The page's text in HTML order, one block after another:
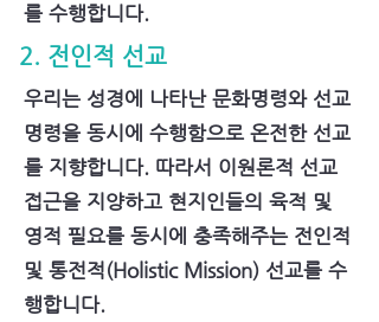
를 수행합니다.
2. 전인적 선교
우리는 성경에 나타난 문화명령와 선교
명령을 동시에 수행함으로 온전한 선교
를 지향합니다. 따라서 이원론적 선교
접근을 지양하고 현지인들의 육적 및
영적 필요를 동시에 충족해주는 전인적
및 통전적(Holistic Mission) 선교를 수
행합니다.